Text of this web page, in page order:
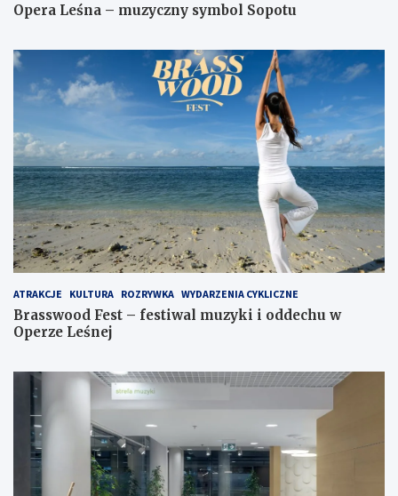
Opera Leśna – muzyczny symbol Sopotu
ATRAKCJE KULTURA ROZRYWKA WYDARZENIA CYKLICZNE
Brasswood Fest – festiwal muzyki i oddechu w
Operze Leśnej